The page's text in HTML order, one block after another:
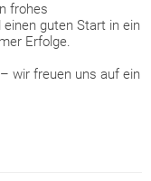
frohes
guten Start in ein
Erfolge.
wir freuen uns auf ein